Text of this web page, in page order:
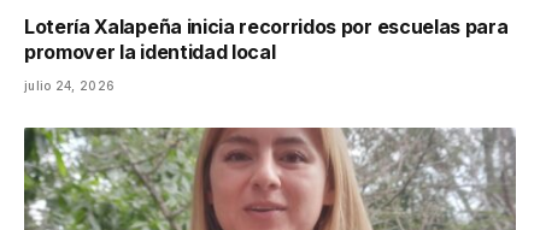
Lotería Xalapeña inicia recorridos por escuelas para
promover la identidad local
julio 24, 2026